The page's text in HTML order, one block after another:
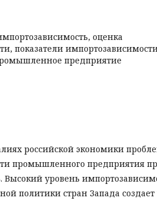
оценка
показатели
предприятие
российской экономики
промышленного предприятия
Высокий уровень
политики стран Запада создает